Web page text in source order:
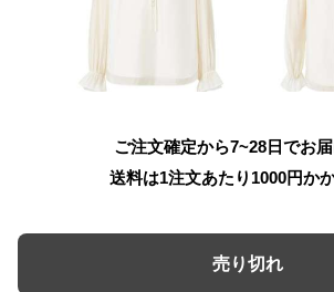
ご注文確定から7~28日でお
送料は1注文あたり 1000円か
売り切れ